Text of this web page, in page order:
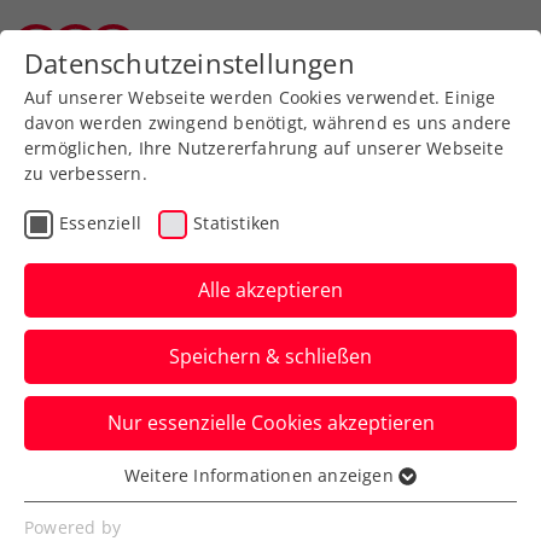
Aktuelle News
News filtern
Datenschutzeinstellungen
Auf unserer Webseite werden Cookies verwendet. Einige
davon werden zwingend benötigt, während es uns andere
ermöglichen, Ihre Nutzererfahrung auf unserer Webseite
zu verbessern.
Essenziell Statistiken
Alle akzeptieren
Speichern & schließen
Nur essenzielle Cookies akzeptieren
Essenziell
Essenzielle Cookies werden für grundlegende
Weitere Informationen anzeigen
Powered by